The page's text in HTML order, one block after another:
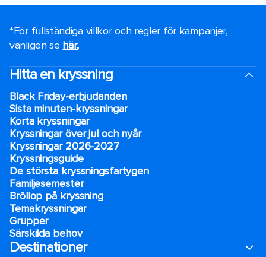
*För fullständiga villkor och regler för kampanjer,
vänligen se här..
Hitta en kryssning
Black Friday-erbjudanden
Sista minuten-kryssningar
Korta kryssningar
Kryssningar över jul och nyår
Kryssningar 2026-2027
Kryssningsguide
De största kryssningsfartygen
Familjesemester
Bröllop på kryssning
Temakryssningar
Grupper
Särskilda behov
Destinationer